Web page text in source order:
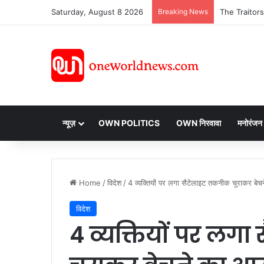
Saturday, August 8 2026 Breaking News
न्यूज़ OWN POLITICS OWN निरवावा मनोरंजन
Home /विदेश /4 व्यक्तियों पर लगा सैटेलाइट तकनीक चुराकर
विदेश
4 व्यक्तियों पर